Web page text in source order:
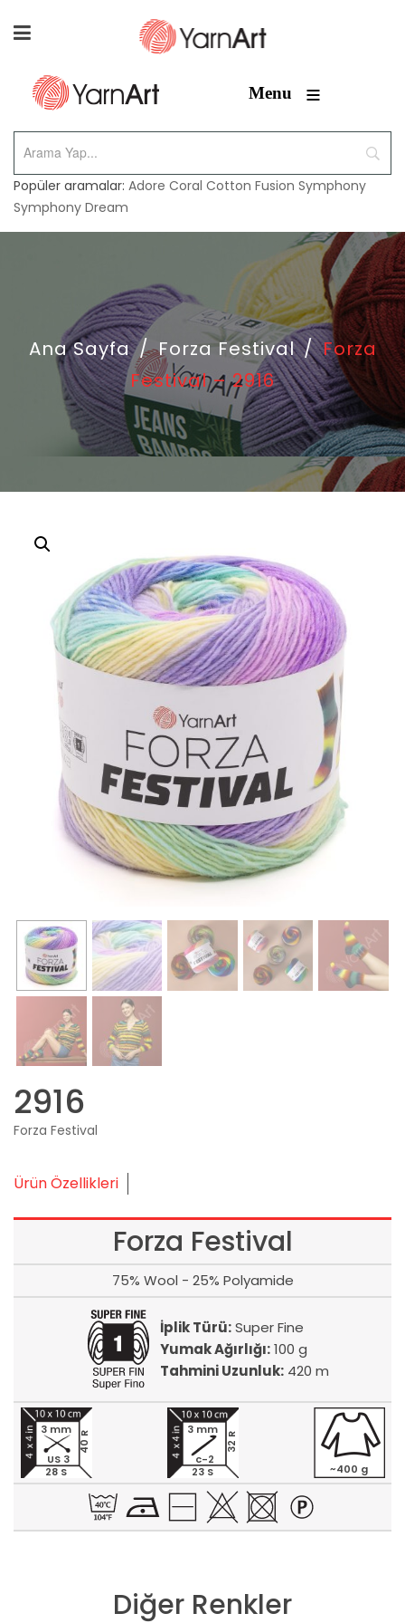
Menu ≡
Popüler aramalar: Adore Coral Cotton Fusion Symphony
Symphony Dream
Ana Sayfa / Forza Festival / Forza
Festival – 2916
2916
Forza Festival
Ürün Özellikleri
Forza Festival
75% Wool - 25% Polyamide
İplik Türü:Super Fine
Yumak Ağırlığı:100 g
Tahmini Uzunluk:420 m
28 S
40 R
3 mm
US 3
23 S
32 R
3 mm
c-2
~400 g
Diğer Renkler